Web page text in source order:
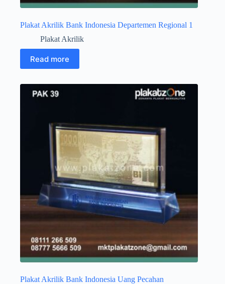
Plakat Akrilik Bank Indonesia Departemen Regional 1
Plakat Akrilik
Read more
Plakat Akrilik Bank Indonesia Uang Pecahan